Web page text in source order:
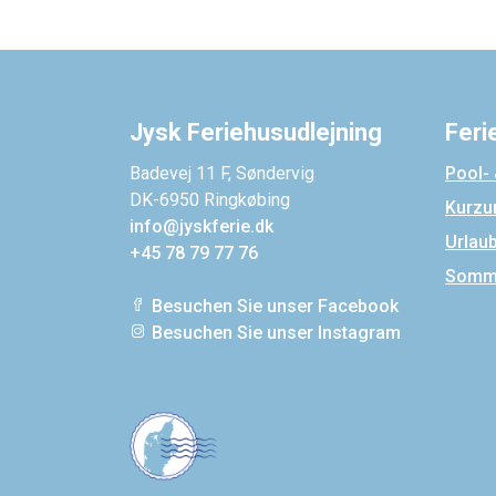
Jysk Feriehusudlejning
Badevej 11 F, Søndervig
DK-6950 Ringkøbing
info@jyskferie.dk
+45 78 79 77 76
Besuchen Sie unser Facebook
Besuchen Sie unser Instagram
Pool-